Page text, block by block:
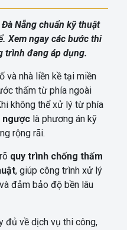
Nẵng chuẩn kỹ thuật
Xem ngay các bước thi
trình đang áp dụng.
và nhà liền kề tại miền
thấm từ phía ngoài
không thể xử lý từ phía
ngược là phương án kỹ
rộng rãi.
quy trình chống thấm
, giúp công trình xử lý
đảm bảo độ bền lâu
đủ về dịch vụ thi công,